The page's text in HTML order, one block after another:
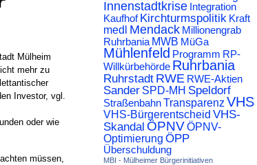
Mülheim
mehr zu
Investor, vgl.
oder wie
müssen,
Innenstadtkrise Integration
Kaufhof Kirchturmspolitik Kraft
medl Mendack Millionengrab
Ruhrbania MWB MüGa
Mühlenfeld Programm RP-
Willkürbehörde Ruhrbania
Ruhrstadt RWE RWE-Aktien
Sander SPD-MH Speldorf
StraßenbahnTransparenz VHS
VHS-Bürgerentscheid VHS-
Skandal ÖPNVÖPNV-
Optimierung ÖPP
Überschuldung
MBI - Mülheimer Bürgerinitiativen